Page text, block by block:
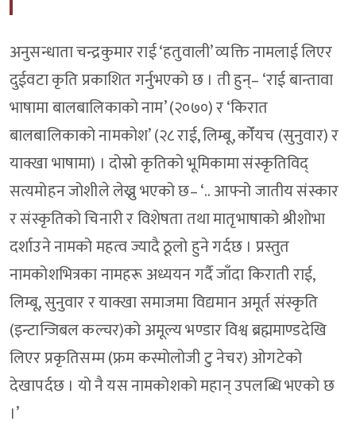
अनुसन्धाता चन्द्रकुमार राई ‘हतुवाली’ व्यक्ति नामलाई लिएर
दुईवटा कृति प्रकाशित गर्नुभएको छ । ती हुन्– ‘राई बान्तावा
भाषामा बालबालिकाको नाम’ (२०७०) र ‘किरात
बालबालिकाको नामकोश’ (२८ राई, लिम्बू, कोँयच (सुनुवार) र
याक्खा भाषामा) । दोस्रो कृतिको भूमिकामा संस्कृतिविद्
सत्यमोहन जोशीले लेख्नु भएको छ– ‘.. आफ्नो जातीय संस्कार
र संस्कृतिको चिनारी र विशेषता तथा मातृभाषाको श्रीशोभा
दर्शाउने नामको महत्व ज्यादै ठूलो हुने गर्दछ । प्रस्तुत
नामकोशभित्रका नामहरू अध्ययन गर्दै जाँदा किराती राई,
लिम्बू, सुनुवार र याक्खा समाजमा विद्यमान अमूर्त संस्कृति
(इन्टान्जिबल कल्चर)को अमूल्य भण्डार विश्व ब्रह्ममाण्डदेखि
लिएर प्रकृतिसम्म (फ्रम कस्मोलोजी टु नेचर) ओगटेको
देखापर्दछ । यो नै यस नामकोशको महान् उपलब्धि भएको छ
।’